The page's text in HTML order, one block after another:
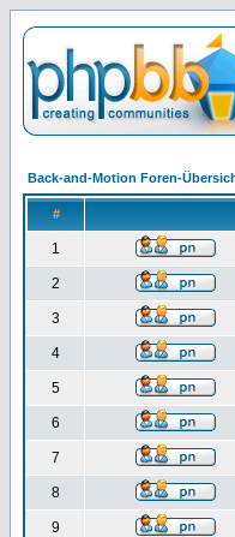
Back-and-Motion Foren-
#
1
2
3
4
5
6
7
8
9